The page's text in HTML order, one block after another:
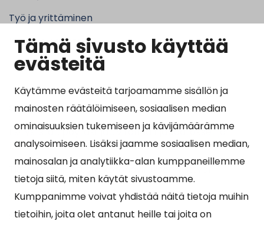
Tämä sivusto käyttää
evästeitä
Käytämme evästeitä tarjoamamme sisällön ja
mainosten räätälöimiseen, sosiaalisen median
ominaisuuksien tukemiseen ja kävijämäärämme
analysoimiseen. Lisäksi jaamme sosiaalisen median,
mainosalan ja analytiikka-alan kumppaneillemme
tietoja siitä, miten käytät sivustoamme.
Kumppanimme voivat yhdistää näitä tietoja muihin
tietoihin, joita olet antanut heille tai joita on
Työ ja yrittäminen
Kunta ja hallinto
Suosituimmat sivut
Esityslistat, pöytäkirjat, viranhaltijapäätökset ja
kuulutukset
Tietoa ja ohjeistusta koronavirukseen liittyen
Asiointipiste
Sähköinen asiointi